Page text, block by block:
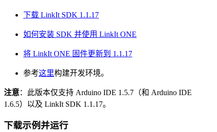
下载 LinkIt SDK 1.1.17
如何安装 SDK 并使用 LinkIt ONE
将 LinkIt ONE 固件更新到 1.1.17
参考这里构建开发环境。
注意：此版本仅支持 Arduino IDE 1.5.7（和 Arduino IDE
1.6.5）以及 LinkIt SDK 1.1.17。
下载示例并运行